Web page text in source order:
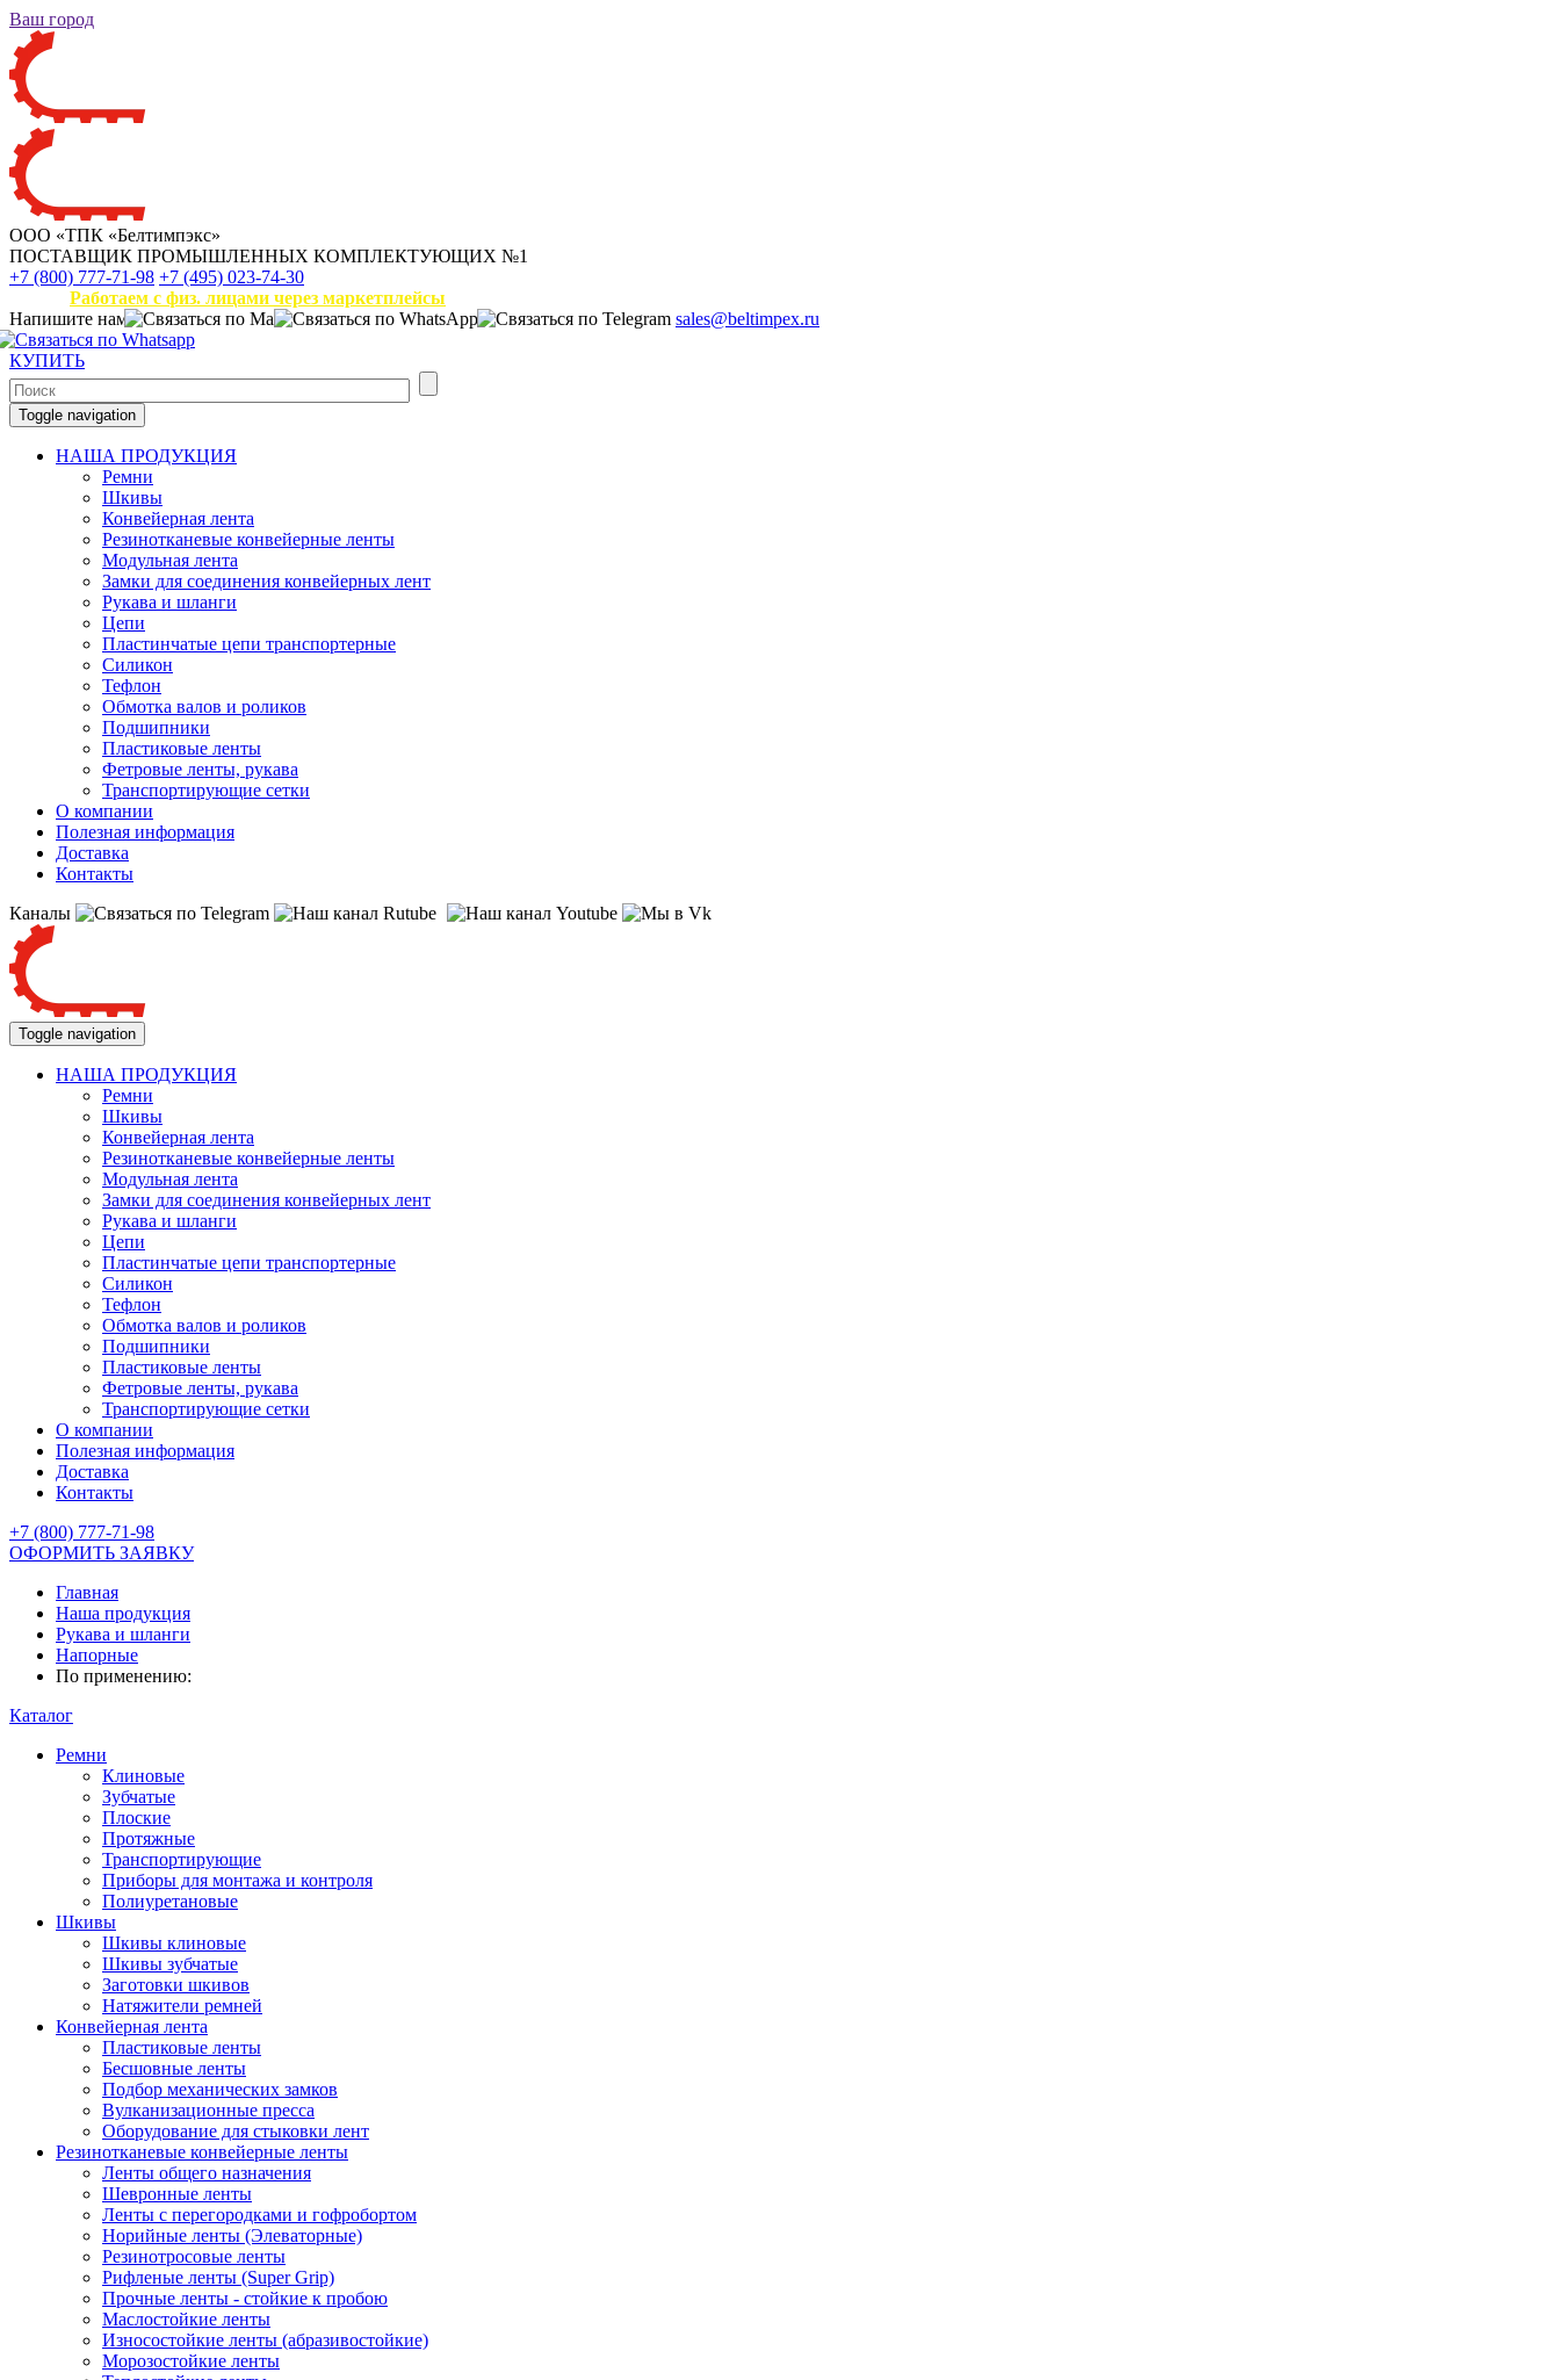
Ваш город
ООО «ТПК «Белтимпэкс»
ПОСТАВЩИК ПРОМЫШЛЕННЫХ КОМПЛЕКТУЮЩИХ №1
+7 (800) 777-71-98 +7 (495) 023-74-30
Работаем с физ. лицами через маркетплейсы
Напишите нам
sales@beltimpex.ru
КУПИТЬ
Toggle navigation
НАША ПРОДУКЦИЯ
Ремни
Шкивы
Конвейерная лента
Резинотканевые конвейерные ленты
Модульная лента
Замки для соединения конвейерных лент
Рукава и шланги
Цепи
Пластинчатые цепи транспортерные
Силикон
Тефлон
Обмотка валов и роликов
Подшипники
Пластиковые ленты
Фетровые ленты, рукава
Транспортирующие сетки
О компании
Полезная информация
Доставка
Контакты
Каналы
Toggle navigation
НАША ПРОДУКЦИЯ
Ремни
Шкивы
Конвейерная лента
Резинотканевые конвейерные ленты
Модульная лента
Замки для соединения конвейерных лент
Рукава и шланги
Цепи
Пластинчатые цепи транспортерные
Силикон
Тефлон
Обмотка валов и роликов
Подшипники
Пластиковые ленты
Фетровые ленты, рукава
Транспортирующие сетки
О компании
Полезная информация
Доставка
Контакты
+7 (800) 777-71-98
ОФОРМИТЬ ЗАЯВКУ
Главная
Наша продукция
Рукава и шланги
Напорные
По применению:
Каталог
Ремни
Клиновые
Зубчатые
Плоские
Протяжные
Транспортирующие
Приборы для монтажа и контроля
Полиуретановые
Шкивы
Шкивы клиновые
Шкивы зубчатые
Заготовки шкивов
Натяжители ремней
Конвейерная лента
Пластиковые ленты
Бесшовные ленты
Подбор механических замков
Вулканизационные пресса
Оборудование для стыковки лент
Резинотканевые конвейерные ленты
Ленты общего назначения
Шевронные ленты
Ленты с перегородками и гофробортом
Норийные ленты (Элеваторные)
Резинотросовые ленты
Рифленые ленты (Super Grip)
Прочные ленты - стойкие к пробою
Маслостойкие ленты
Износостойкие ленты (абразивостойкие)
Морозостойкие ленты